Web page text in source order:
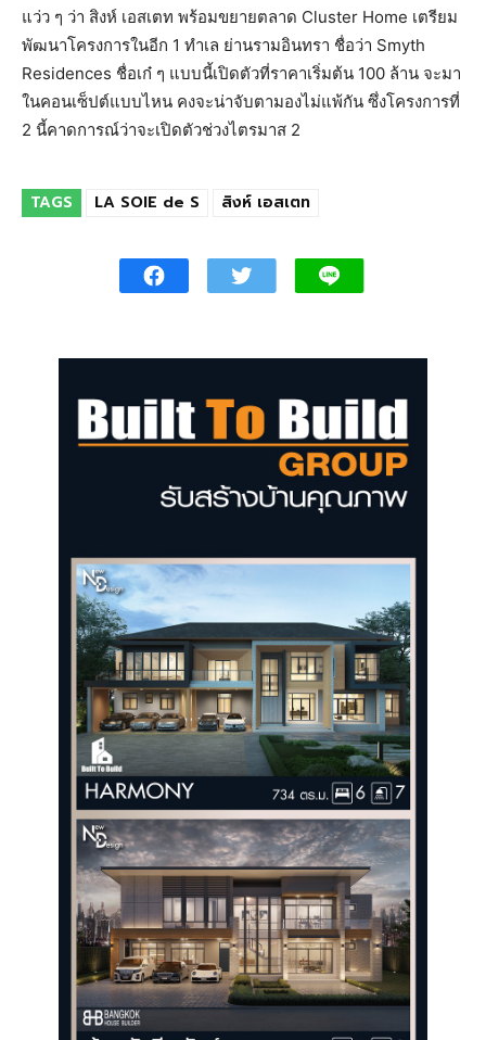
แว่ว ๆ ว่า สิงห์ เอสเตท พร้อมขยายตลาด Cluster Home เตรียม
พัฒนาโครงการในอีก 1 ทำเล ย่านรามอินทรา ชื่อว่า Smyth
Residences ชื่อเก๋ ๆ แบบนี้เปิดตัวที่ราคาเริ่มต้น 100 ล้าน จะมา
ในคอนเซ็ปต์แบบไหน คงจะน่าจับตามองไม่แพ้กัน ซึ่งโครงการที่
2 นี้คาดการณ์ว่าจะเปิดตัวช่วงไตรมาส 2
TAGS LA SOIE de S สิงห์ เอสเตท